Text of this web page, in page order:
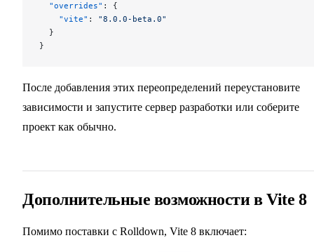
  "overrides"
: {
    "vite"
: "8.0.0-beta.0"
  }
}
После добавления этих переопределений переустановите
зависимости и запустите сервер разработки или соберите
проект как обычно.
Дополнительные возможности в Vite 8
Помимо поставки с Rolldown, Vite 8 включает: